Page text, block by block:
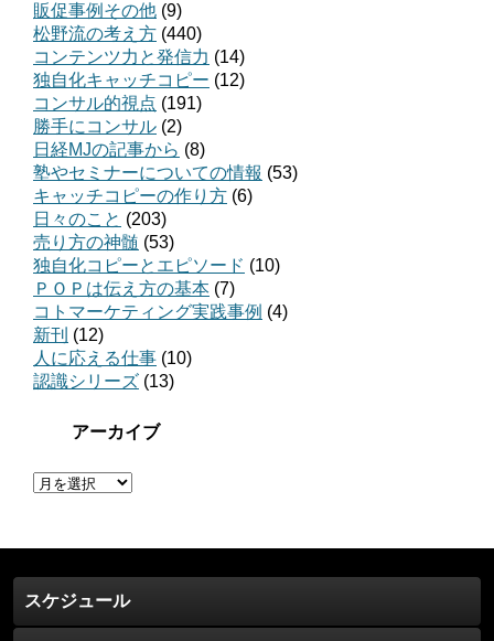
販促事例その他 (9)
松野流の考え方 (440)
コンテンツ力と発信力 (14)
独自化キャッチコピー (12)
コンサル的視点 (191)
勝手にコンサル (2)
日経MJの記事から (8)
塾やセミナーについての情報 (53)
キャッチコピーの作り方 (6)
日々のこと (203)
売り方の神髄 (53)
独自化コピーとエピソード (10)
ＰＯＰは伝え方の基本 (7)
コトマーケティング実践事例 (4)
新刊 (12)
人に応える仕事 (10)
認識シリーズ (13)
アーカイブ
ア
イ
ブ
スケジュール